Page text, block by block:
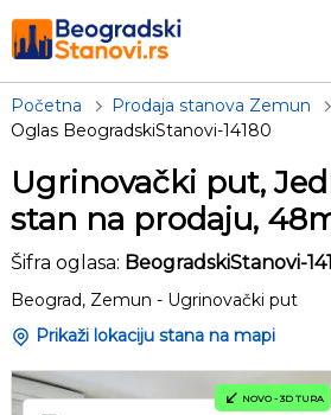
Početna
Prodaja stanova Zemun
Oglas BeogradskiStanovi-14180
Ugrinovački put,
stan na prodaju,
Šifra oglasa: BeogradskiStanovi-
Beograd, Zemun - Ugrinovački put
Prikaži lokaciju stana na mapi
NOVO - 3D TURA